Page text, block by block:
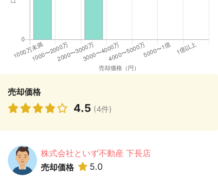
売却価格
4.5 (4件)
株式会社といず不動産 下長店
売却価格
5.0